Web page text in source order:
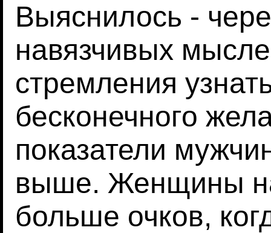
Выяснилось -
навязчивых
стремления
бесконечного
показатели
выше. Женщины
больше очков,